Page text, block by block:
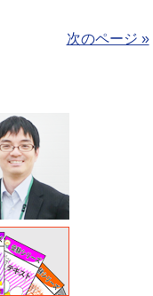
次のページ »